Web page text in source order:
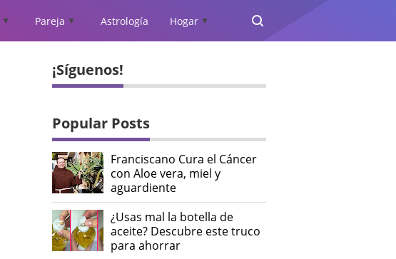
▲ Pareja ▲ Astrología Hogar ▲
¡Síguenos!
Popular Posts
Franciscano Cura el Cáncer
con Aloe vera, miel y
aguardiente
¿Usas mal la botella de
aceite? Descubre este truco
para ahorrar